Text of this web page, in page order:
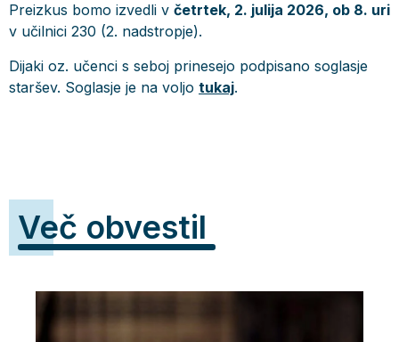
Preizkus bomo izvedli v četrtek, 2. julija 2026, ob 8. uri
v učilnici 230 (2. nadstropje).
Dijaki oz. učenci s seboj prinesejo podpisano soglasje
staršev. Soglasje je na voljo tukaj.
Več obvestil